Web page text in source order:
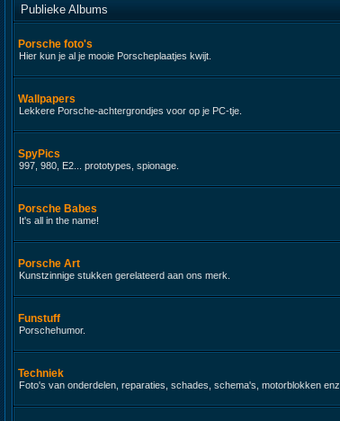
Publieke Albums
Porsche foto's
Hier kun je al je mooie Porscheplaatjes kwijt.
Wallpapers
Lekkere Porsche-achtergrondjes voor op je PC-tje.
SpyPics
997, 980, E2... prototypes, spionage.
Porsche Babes
It's all in the name!
Porsche Art
Kunstzinnige stukken gerelateerd aan ons merk.
Funstuff
Porschehumor.
Techniek
Foto's van onderdelen, reparaties, schades, schema's, motorblokken enz.